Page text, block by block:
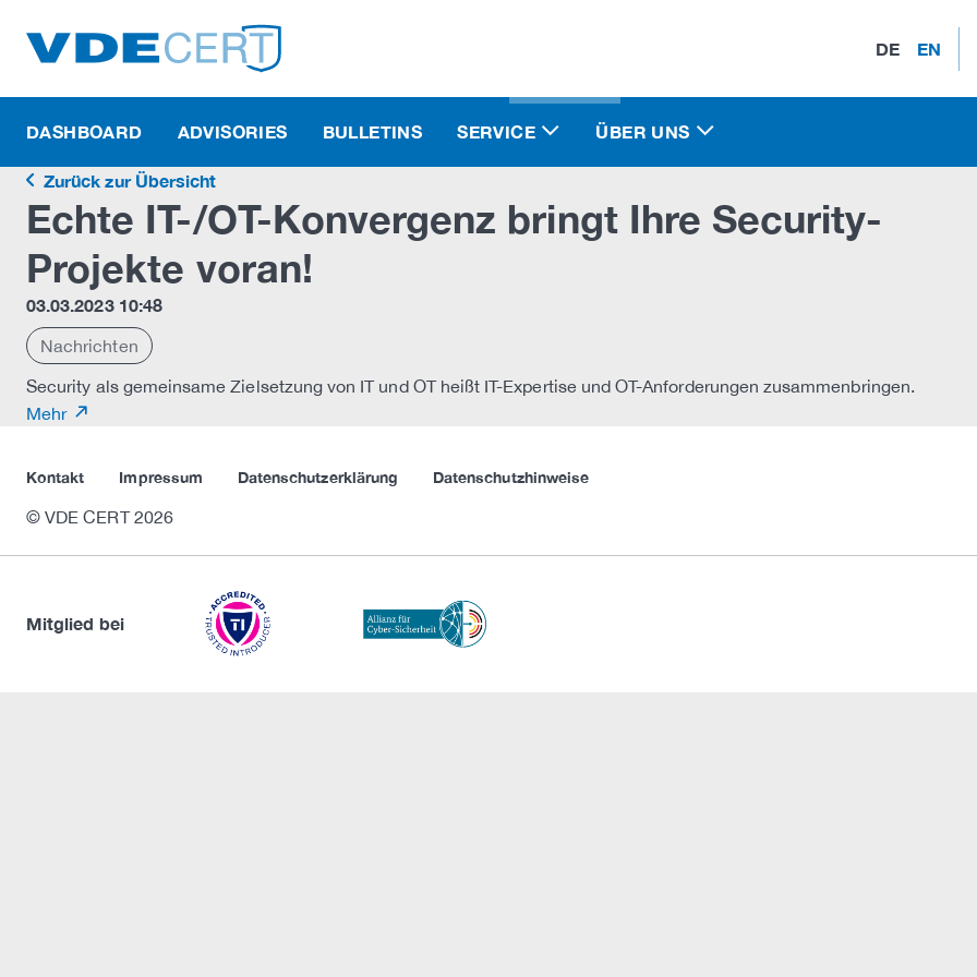
DE EN
DASHBOARD ADVISORIES BULLETINS SERVICE ÜBER UNS
Zurück zur Übersicht
Echte IT-/OT-Konvergenz bringt Ihre Security-
Projekte voran!
03.03.2023 10:48
Nachrichten
Security als gemeinsame Zielsetzung von IT und OT heißt IT-Expertise und OT-Anforderungen zusammenbringen.
Mehr
Kontakt Impressum Datenschutzerklärung Datenschutzhinweise
© VDE CERT 2026
Mitglied bei